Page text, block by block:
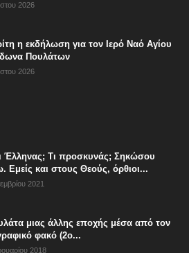
2026
η εκδήλωση για τον Ιερό Ναό Αγίου
Πουλάτων
2026
Έλληνας; Τι προσκυνάς; Σηκώσου
Εμείς και στους Θεούς, όρθιοι...
2021
μιας άλλης εποχής μέσα από τον
φακό (2ο...
2018